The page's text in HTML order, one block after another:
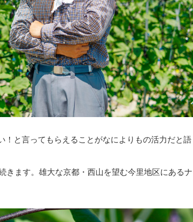
と言ってもらえることがなによりもの活力だと
ます。雄大な京都・西山を望む今里地区にある